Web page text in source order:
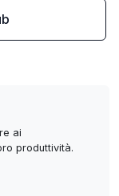
ai
produttività.